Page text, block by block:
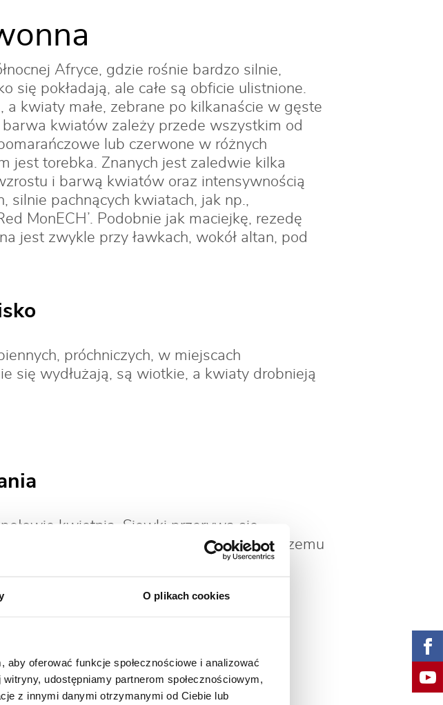
O plikach cookies
oferować funkcje społecznościowe i analizować
udostępniamy partnerom społecznościowym,
z innymi danymi otrzymanymi od Ciebie lub
Afryce, gdzie rośnie bardzo silnie,
się pokładają, ale całe są obficie ulistnione.
a kwiaty małe, zebrane po kilkanaście w gęste
barwa kwiatów zależy przede wszystkim od
lub czerwone w różnych
jest torebka. Znanych jest zaledwie kilka
i barwą kwiatów oraz intensywnością
silnie pachnących kwiatach, jak np.,
MonECH’. Podobnie jak maciejkę, rezedę
jest zwykle przy ławkach, wokół altan, pod
próchniczych, w miejscach
się wydłużają, są wiotkie, a kwiaty drobnieją
kwietnia. Siewki przerywa się,
wierzchołków pędów sprzyja lepszemu
choroby:
lub brązowe plamy na zewnętrznej